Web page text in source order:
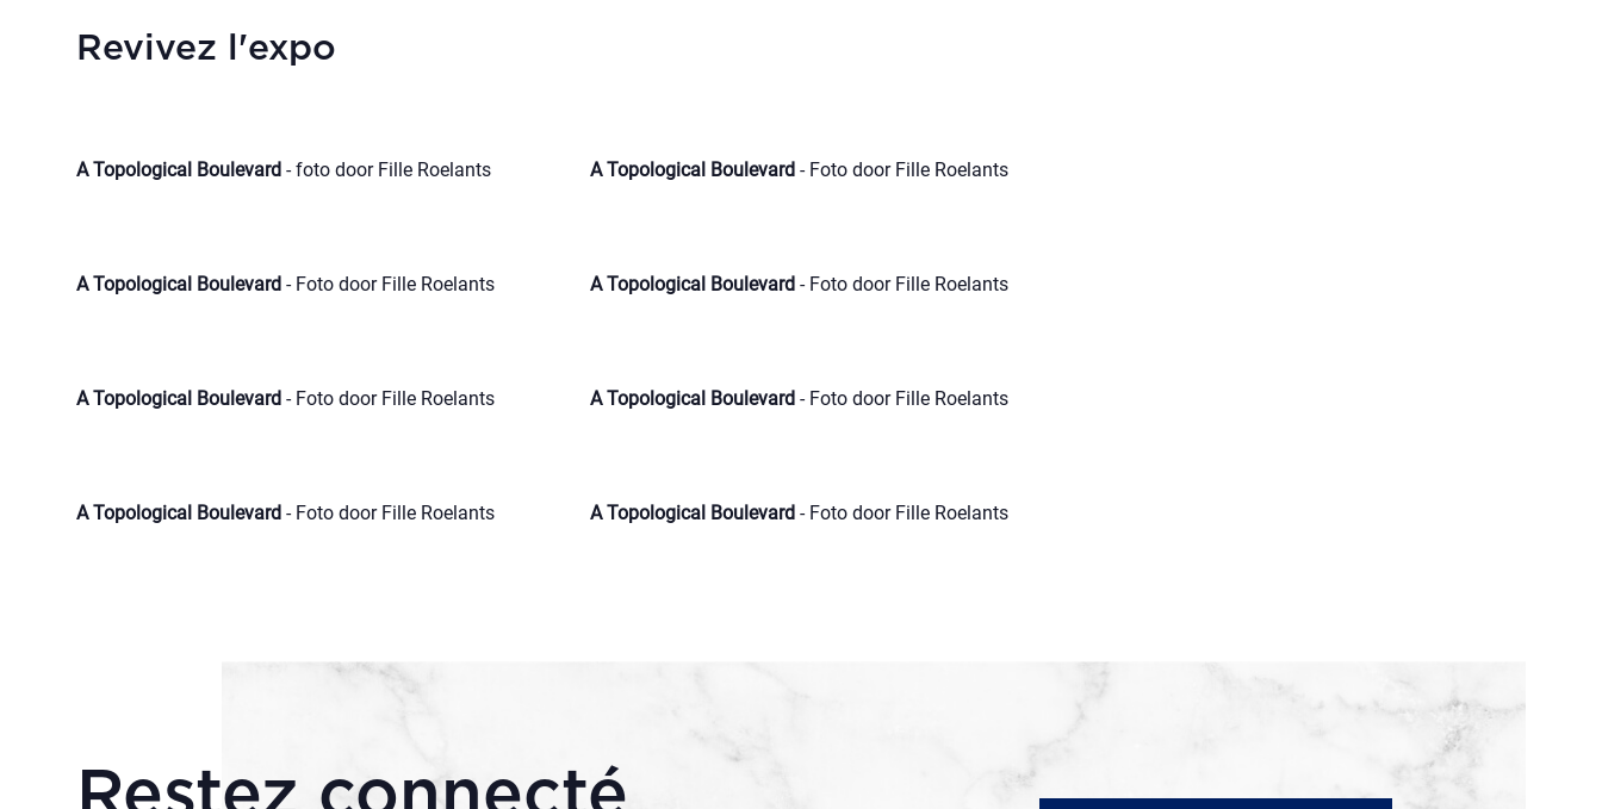
Revivez l'expo
A Topological Boulevard - foto door Fille Roelants A Topological Boulevard- Foto door Fille Roelants
A Topological Boulevard - Foto door Fille Roelants A Topological Boulevard- Foto door Fille Roelants
A Topological Boulevard - Foto door Fille Roelants A Topological Boulevard- Foto door Fille Roelants
A Topological Boulevard - Foto door Fille Roelants A Topological Boulevard- Foto door Fille Roelants
Restez connecté